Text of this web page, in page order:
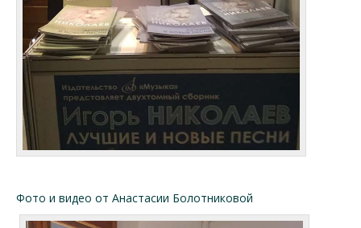
Фото и видео от Анастасии Болотниковой